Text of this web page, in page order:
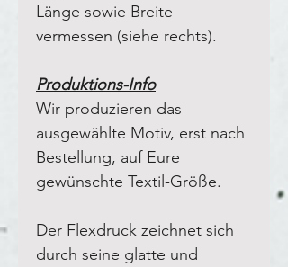
Länge sowie Breite
vermessen (siehe rechts).
Produktions-Info
Wir produzieren das
ausgewählte Motiv, erst nach
Bestellung, auf Eure
gewünschte Textil-Größe.
Der Flexdruck zeichnet sich
durch seine glatte und